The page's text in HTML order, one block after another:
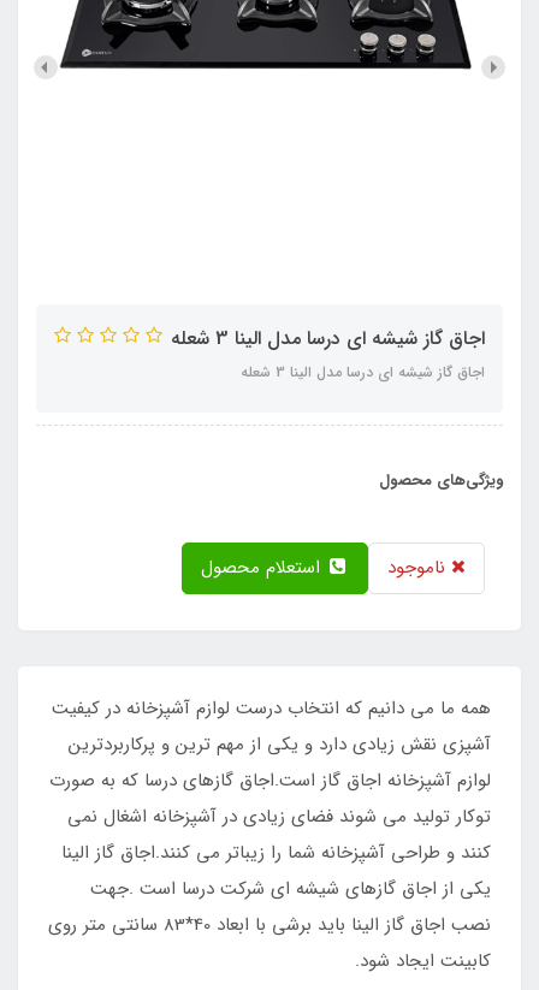
اجاق گاز شیشه ای درسا مدل الینا 3 شعله
اجاق گاز شیشه ای درسا مدل الینا 3 شعله
ویژگی‌های محصول
ناموجود
همه ما می دانیم که انتخاب درست لوازم آشپزخانه در کیفیت
آشپزی نقش زیادی دارد و یکی از مهم ترین و پرکاربردترین
لوازم آشپزخانه اجاق گاز است.اجاق گازهای درسا که به صورت
توکار تولید می شوند فضای زیادی در آشپزخانه اشغال نمی
کنند و طراحی آشپزخانه شما را زیباتر می کنند.اجاق گاز الینا
یکی از اجاق گازهای شیشه ای شرکت درسا است .جهت
نصب اجاق گاز الینا باید برشی با ابعاد 40*83 سانتی متر روی
کابینت ایجاد شود.